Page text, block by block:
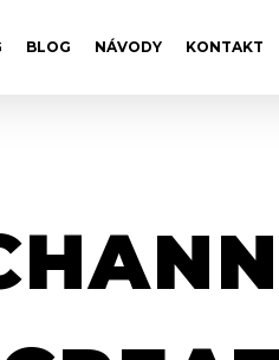
BLOG NÁVODY KONTAKT